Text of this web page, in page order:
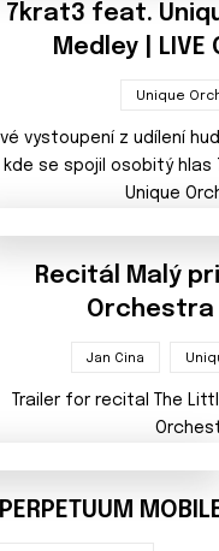
7krat3 feat.
Medley | LIVE
Unique
vystoupení z udílení
kde se spojil osobitý hlas
Unique
Recitál Malý
Orchestra
Jan Cina
Trailer for recital The